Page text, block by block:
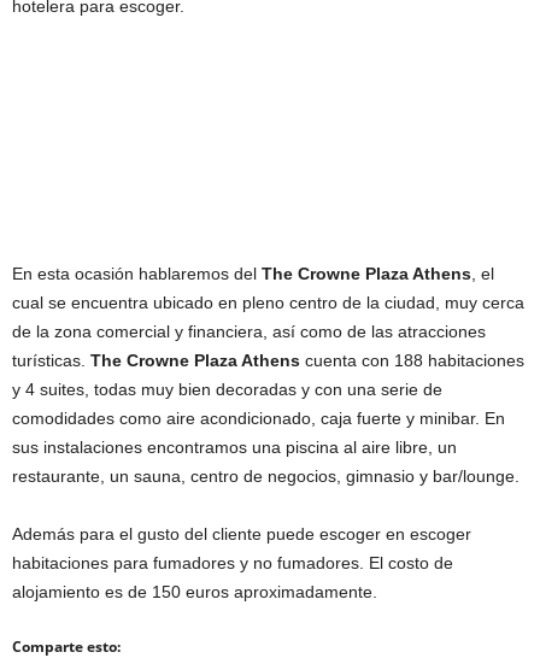
hotelera para escoger.
En esta ocasión hablaremos del The Crowne Plaza Athens , el
cual se encuentra ubicado en pleno centro de la ciudad, muy cerca
de la zona comercial y financiera, así como de las atracciones
turísticas. The Crowne Plaza Athens cuenta con 188 habitaciones
y 4 suites, todas muy bien decoradas y con una serie de
comodidades como aire acondicionado, caja fuerte y minibar. En
sus instalaciones encontramos una piscina al aire libre, un
restaurante, un sauna, centro de negocios, gimnasio y bar/lounge.
Además para el gusto del cliente puede escoger en escoger
habitaciones para fumadores y no fumadores. El costo de
alojamiento es de 150 euros aproximadamente.
Comparte esto: